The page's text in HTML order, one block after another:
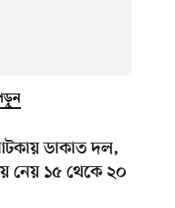
ডাকাত দল,
নেয় ১৫ থেকে ২০